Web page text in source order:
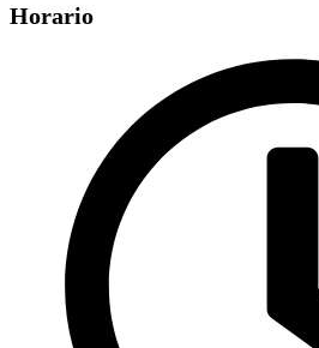
Horario